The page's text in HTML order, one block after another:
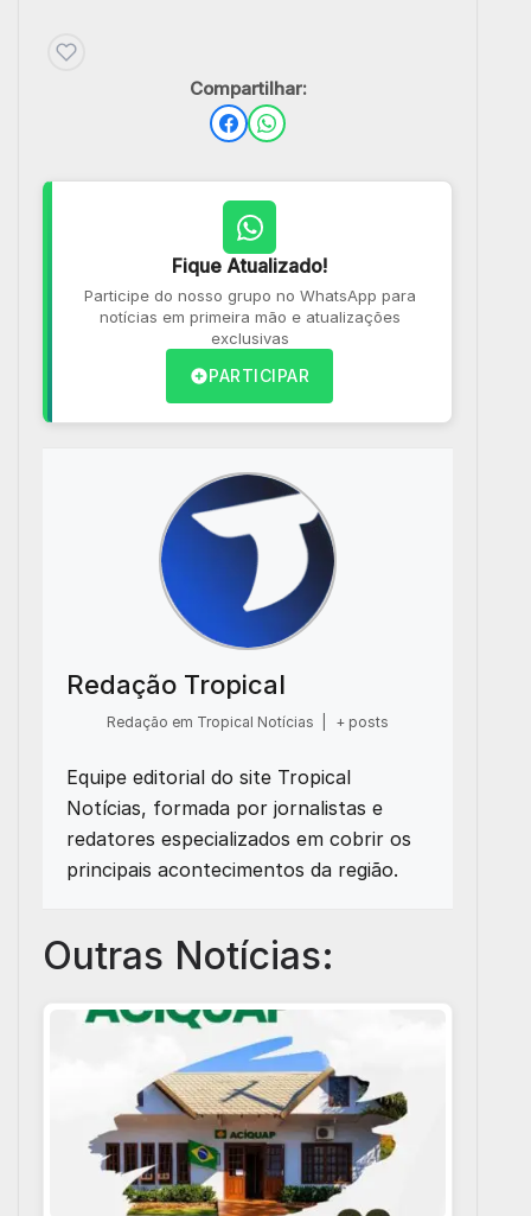
Compartilhar:
Fique Atualizado!
Participe do nosso grupo no WhatsApp para
notícias em primeira mão e atualizações
exclusivas
PARTICIPAR
Redação Tropical
Redação em Tropical Notícias + posts
Equipe editorial do site Tropical
Notícias, formada por jornalistas e
redatores especializados em cobrir os
principais acontecimentos da região.
Outras Notícias: